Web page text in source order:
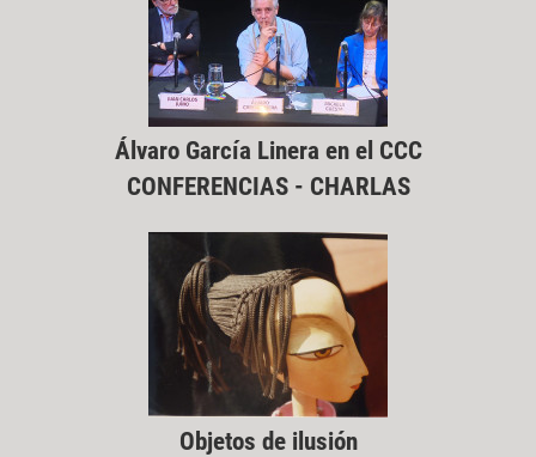
Álvaro García Linera en el CCC
CONFERENCIAS - CHARLAS
Objetos de ilusión